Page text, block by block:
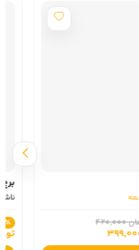
برج بابل: خاطرات یک ضد قهرمان
ناشر:
5٪ تومان 290,000
تومان 275,500